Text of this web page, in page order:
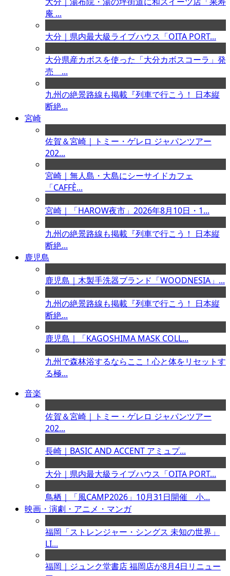
庵 ...
大分｜県内最大級ライブハウス「OITA PORT...
大分県産カボスを使った「大分カボスコーラ」発
売 ...
九州の絶景路線も掲載『列車で行こう！ 日本縦
断絶...
宮崎
佐賀＆宮崎｜トミー・ゲレロ ジャパンツアー
202...
宮崎｜無人島・大島にシーサイドカフェ
「CAFFÈ...
宮崎｜「HAROW夜市」2026年8月10日・1...
九州の絶景路線も掲載『列車で行こう！ 日本縦
断絶...
鹿児島
鹿児島｜木製手洗器ブランド「WOODNESIA」...
九州の絶景路線も掲載『列車で行こう！ 日本縦
断絶...
鹿児島｜「KAGOSHIMA MASK COLL...
九州で森林浴するならここ！心と体をリセットす
る極...
音楽
佐賀＆宮崎｜トミー・ゲレロ ジャパンツアー
202...
長崎｜BASIC AND ACCENT アミュプ...
大分｜県内最大級ライブハウス「OITA PORT...
鳥栖｜「風CAMP2026」10月31日開催 小...
映画・演劇・アニメ・マンガ
福岡「ストレンジャー・シングス 未知の世界」
LI...
福岡｜ジュンク堂書店 福岡店が8月4日リニュー